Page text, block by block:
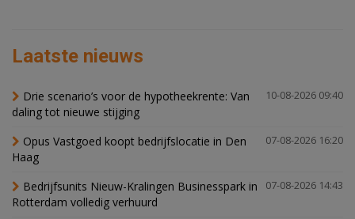
Laatste nieuws
10-08-2026 09:40
Drie scenario’s voor de hypotheekrente: Van
daling tot nieuwe stijging
07-08-2026 16:20
Opus Vastgoed koopt bedrijfslocatie in Den
Haag
07-08-2026 14:43
Bedrijfsunits Nieuw-Kralingen Businesspark in
Rotterdam volledig verhuurd